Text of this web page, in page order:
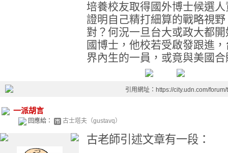
培養校友取得國外博士候選
證明自己精打細算的戰略視
對？何況一旦台大或政大都
國博士，他校若受啟發跟進
界內生的一員，或竟與美國
引用網址：https://city.udn.com/
一派胡言
回應給： 古士塔夫（gustavq）
古老師引述文章有一段：